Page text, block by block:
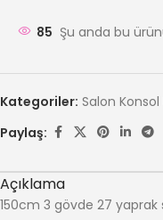
85 Şu anda bu
Kategoriler: Salon Konsol
Paylaş:
Açıklama
150cm 3 gövde 27 yaprak